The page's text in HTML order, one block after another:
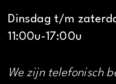
Dinsdag t/m
11:00u-17:00u
We zijn telefonisch